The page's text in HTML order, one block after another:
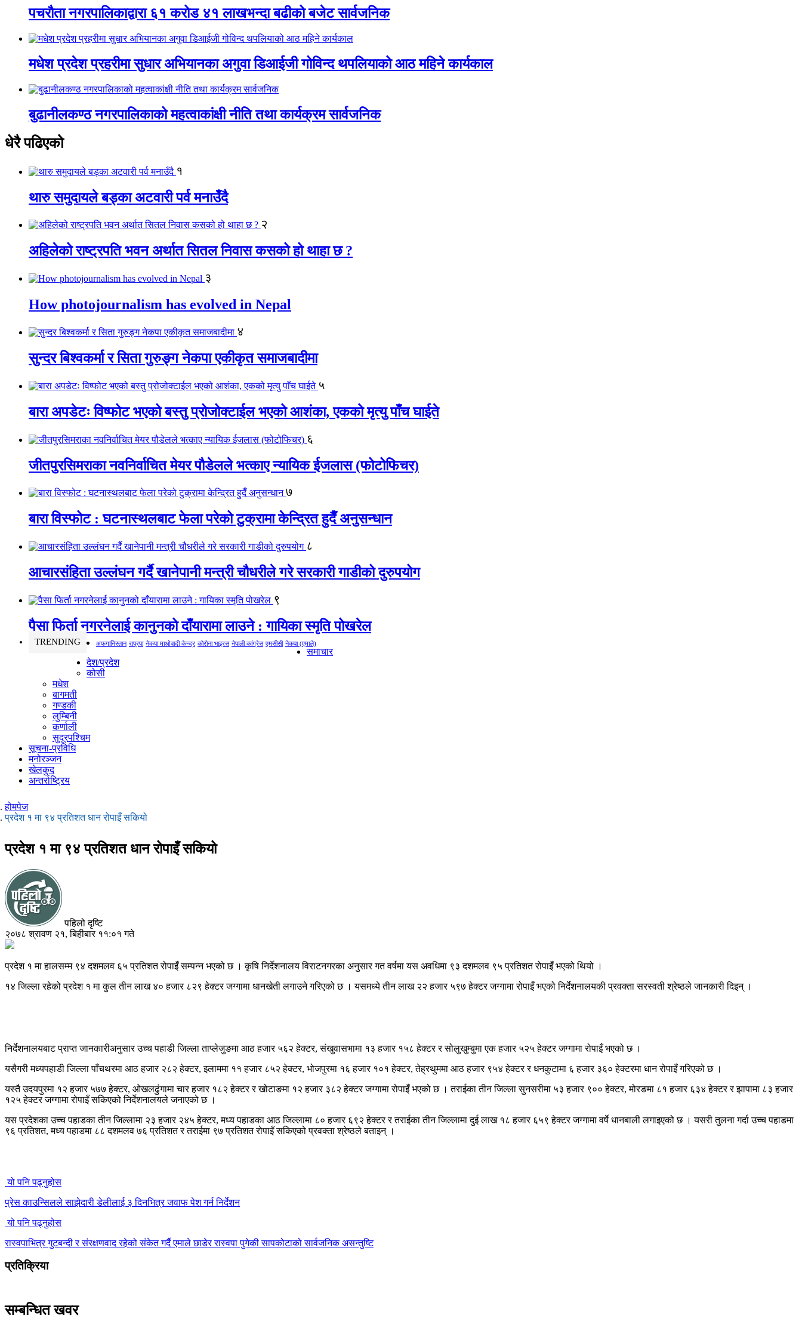
पचरौता नगरपालिकाद्वारा ६१ करोड ४१ लाखभन्दा बढीको बजेट सार्वजनिक
मधेश प्रदेश प्रहरीमा सुधार अभियानका अगुवा डिआईजी गोविन्द थपलियाको आठ महिने कार्यकाल
बुढानीलकण्ठ नगरपालिकाको महत्वाकांक्षी नीति तथा कार्यक्रम सार्वजनिक
धेरै पढिएको
१
थारु समुदायले बड्का अटवारी पर्व मनाउँदै
२
अहिलेको राष्ट्रपति भवन अर्थात सितल निवास कसको हो थाहा छ ?
३
How photojournalism has evolved in Nepal
४
सुन्दर बिश्वकर्मा र सिता गुरुङ्ग नेकपा एकीकृत समाजबादीमा
५
बारा अपडेटः विष्फोट भएको बस्तु प्रोजोक्टाईल भएको आशंका, एकको मृत्यु पाँच घाईते
६
जीतपुरसिमराका नवनिर्वाचित मेयर पौडेलले भत्काए न्यायिक ईजलास (फोटोफिचर)
७
बारा विस्फोट : घटनास्थलबाट फेला परेको टुक्रामा केन्द्रित हुदैँ अनुसन्धान
८
आचारसंहिता उल्लंघन गर्दै खानेपानी मन्त्री चौधरीले गरे सरकारी गाडीको दुरुपयोग
९
पैसा फिर्ता नगरनेलाई कानुनको दाँयारामा लाउने : गायिका स्‍मृति पोखरेल
TRENDING अफगानिस्तान राप्रपा नेकपा माओवादी केन्द्र कोरोना भाइरस नेपाली कांग्रेस एमसीसी नेकपा (एमाले)
समाचार
देश/प्रदेश
कोसी
मधेश
बागमती
गण्डकी
लुम्बिनी
कर्णाली
सुदूरपश्चिम
सूचना-प्रविधि
मनोरञ्जन
खेलकुद
अन्तर्राष्ट्रिय
होमपेज
प्रदेश १ मा ९४ प्रतिशत धान रोपाइँ सकियो
प्रदेश १ मा ९४ प्रतिशत धान रोपाइँ सकियो
पहिलो दृष्टि
२०७८ श्रावण २१, बिहीबार ११:०१ गते
प्रदेश १ मा हालसम्म ९४ दशमलव ६५ प्रतिशत रोपाइँ सम्पन्न भएको छ । कृषि निर्देशनालय विराटनगरका अनुसार गत वर्षमा यस अवधिमा ९३ दशमलव ९५ प्रतिशत रोपाइँ भएको थियो ।
१४ जिल्ला रहेको प्रदेश १ मा कुल तीन लाख ४० हजार ८२९ हेक्टर जग्गामा धानखेती लगाउने गरिएको छ । यसमध्ये तीन लाख २२ हजार ५९७ हेक्टर जग्गामा रोपाइँ भएको निर्देशनालयकी प्रवक्ता सरस्वती श्रेष्ठले जानकारी दिइन् ।
निर्देशनालयबाट प्राप्त जानकारीअनुसार उच्च पहाडी जिल्ला ताप्लेजुङमा आठ हजार ५६२ हेक्टर, संखुवासभामा १३ हजार १५८ हेक्टर र सोलुखुम्बुमा एक हजार ५२५ हेक्टर जग्गामा रोपाइँ भएको छ ।
यसैगरी मध्यपहाडी जिल्ला पाँचथरमा आठ हजार २८२ हेक्टर, इलाममा ११ हजार ८५२ हेक्टर, भोजपुरमा १६ हजार १०१ हेक्टर, तेह्रथुममा आठ हजार ९५४ हेक्टर र धनकुटामा ६ हजार ३६० हेक्टरमा धान रोपाइँ गरिएको छ ।
यस्तै उदयपुरमा १२ हजार ५७७ हेक्टर, ओखलढुंगामा चार हजार १८२ हेक्टर र खोटाङमा १२ हजार ३८२ हेक्टर जग्गामा रोपाइँ भएको छ । तराईका तीन जिल्ला सुनसरीमा ५३ हजार ९०० हेक्टर, मोरङमा ८१ हजार ६३४ हेक्टर र झापामा ८३ हजार
१२५ हेक्टर जग्गामा रोपाइँ सकिएको निर्देशनालयले जनाएको छ ।
यस प्रदेशका उच्च पहाडका तीन जिल्लामा २३ हजार २४५ हेक्टर, मध्य पहाडका आठ जिल्लामा ८० हजार ६९२ हेक्टर र तराईका तीन जिल्लामा दुई लाख १८ हजार ६५९ हेक्टर जग्गामा वर्षे धानबाली लगाइएको छ । यसरी तुलना गर्दा उच्च पहाडमा
९६ प्रतिशत, मध्य पहाडमा ८८ दशमलव ७६ प्रतिशत र तराईमा ९७ प्रतिशत रोपाइँ सकिएको प्रवक्ता श्रेष्ठले बताइन् ।
यो पनि पढ्नुहोस
प्रेस काउन्सिलले साझेदारी डेलीलाई ३ दिनभित्र जवाफ पेश गर्न निर्देशन
यो पनि पढ्नुहोस
रास्वपाभित्र गुटबन्दी र संरक्षणवाद रहेको संकेत गर्दै एमाले छाडेर रास्वपा पुगेकी सापकोटाको सार्वजनिक असन्तुष्टि
प्रतिक्रिया
सम्बन्धित खवर